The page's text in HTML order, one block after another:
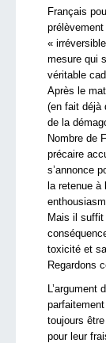
Français
«
mesure qui
véritable
Après le
(en fait déjà
de la
Nombre de
précaire
s’annonce
la retenue
Mais il
toxicité et
Regardons
L’argument
toujours
pour leur